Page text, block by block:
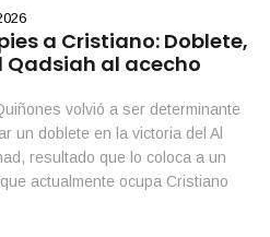
a Cristiano: Doblete,
al acecho
volvió a ser determinante
un doblete en la victoria del Al
resultado que lo coloca a un
actualmente ocupa Cristiano